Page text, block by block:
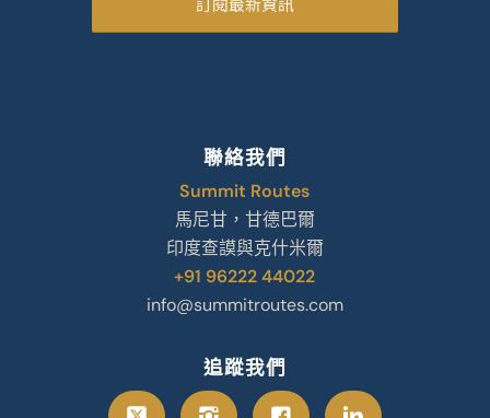
聯絡我們
Summit Routes
馬尼甘，甘德巴爾
印度查謨與克什米爾
+91 96222 44022
info@summitroutes.com
追蹤我們